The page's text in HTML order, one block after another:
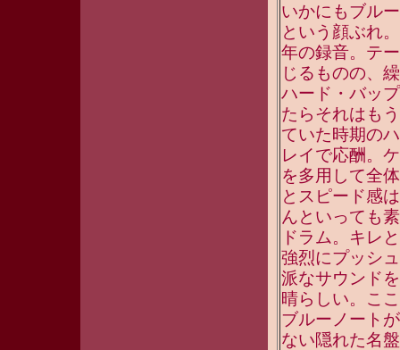
いかにもブル
という顔ぶれ
年の録音。テ
じるものの、
ハード・バッ
たらそれはも
ていた時期の
レイで応酬。
を多用して全
とスピード感
んといっても
ドラム。キレ
強烈にプッシ
派なサウンド
晴らしい。こ
ブルーノート
ない隠れた名